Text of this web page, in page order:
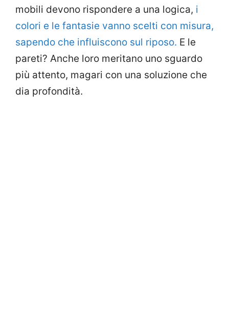
mobili devono rispondere a una logica, i
colori e le fantasie vanno scelti con misura,
sapendo che influiscono sul riposo. E le
pareti? Anche loro meritano uno sguardo
più attento, magari con una soluzione che
dia profondità.